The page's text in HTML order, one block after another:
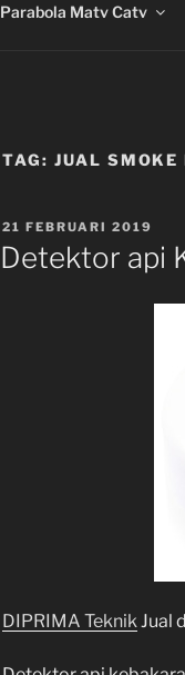
Parabola Matv Catv
TAG: JUAL SMOKE
POSTED
ON
21 FEBRUARI 2019
Detektor api
DIPRIMA Teknik Jual